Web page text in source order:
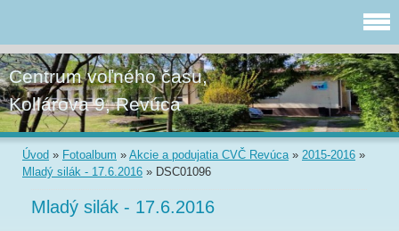
Centrum voľného času,
Kollárova 9, Revúca
Úvod » Fotoalbum » Akcie a podujatia CVČ Revúca» 2015-2016 »
Mladý silák - 17.6.2016 » DSC01096
Mladý silák - 17.6.2016